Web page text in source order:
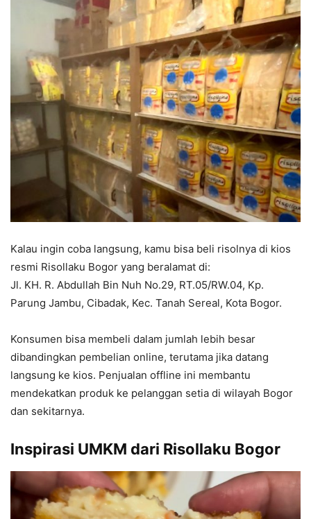
Kalau ingin coba langsung, kamu bisa beli risolnya di kios
resmi Risollaku Bogor yang beralamat di:
Jl. KH. R. Abdullah Bin Nuh No.29, RT.05/RW.04, Kp.
Parung Jambu, Cibadak, Kec. Tanah Sereal, Kota Bogor.
Konsumen bisa membeli dalam jumlah lebih besar
dibandingkan pembelian online, terutama jika datang
langsung ke kios. Penjualan offline ini membantu
mendekatkan produk ke pelanggan setia di wilayah Bogor
dan sekitarnya.
Inspirasi UMKM dari Risollaku Bogor